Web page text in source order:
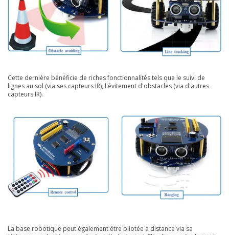
Cette dernière bénéficie de riches fonctionnalités tels que le suivi de
lignes au sol (via ses capteurs IR), l'évitement d'obstacles (via d'autres
capteurs IR).
La base robotique peut également être pilotée à distance via sa